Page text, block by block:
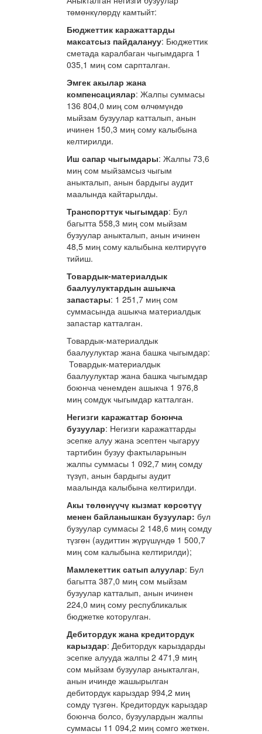
төмөнкүлөрдү камтыйт:
Бюджеттик каражаттарды
максатсыз пайдалануу: Бюджеттик
сметада каралбаган чыгымдарга 1
035,1 миң сом сарпталган.
Эмгек акылар жана
компенсациялар: Жалпы суммасы
136 804,0 миң сом өлчөмүндө
мыйзам бузуулар катталып, анын
ичинен 150,3 миң сому калыбына
келтирилди.
Иш сапар чыгымдары: Жалпы 73,6
миң сом мыйзамсыз чыгым
аныкталып, анын бардыгы аудит
маалында кайтарылды.
Транспорттук чыгымдар: Бул
багытта 558,3 миң сом мыйзам
бузуулар аныкталып, анын ичинен
48,5 миң сому калыбына келтирүүгө
тийиш.
Товардык-материалдык
баалуулуктардын ашыкча
запастары: 1 251,7 миң сом
суммасында ашыкча материалдык
запастар катталган.
Товардык-материалдык
баалуулуктар жана башка чыгымдар:
Товардык-материалдык
баалуулуктар жана башка чыгымдар
боюнча ченемден ашыкча 1 976,8
миң сомдук чыгымдар катталган.
Негизги каражаттар боюнча
бузуулар: Негизги каражаттарды
эсепке алуу жана эсептен чыгаруу
тартибин бузуу фактыларынын
жалпы суммасы 1 092,7 миң сомду
түзүп, анын бардыгы аудит
маалында калыбына келтирилди.
Акы төлөнүүчү кызмат көрсөтүү
менен байланышкан бузуулар:бул
бузуулар суммасы 2 148,6 миң сомду
түзгөн (аудиттин жүрүшүндө 1 500,7
миң сом калыбына келтирилди);
Мамлекеттик сатып алуулар: Бул
багытта 387,0 миң сом мыйзам
бузуулар катталып, анын ичинен
224,0 миң сому республикалык
бюджетке которулган.
Дебитордук жана кредитордук
карыздар: Дебитордук карыздарды
эсепке алууда жалпы 2 471,9 миң
сом мыйзам бузуулар аныкталган,
анын ичинде жашырылган
дебитордук карыздар 994,2 миң
сомду түзгөн. Кредитордук карыздар
боюнча болсо, бузуулардын жалпы
суммасы 11 094,2 миң сомго жеткен.